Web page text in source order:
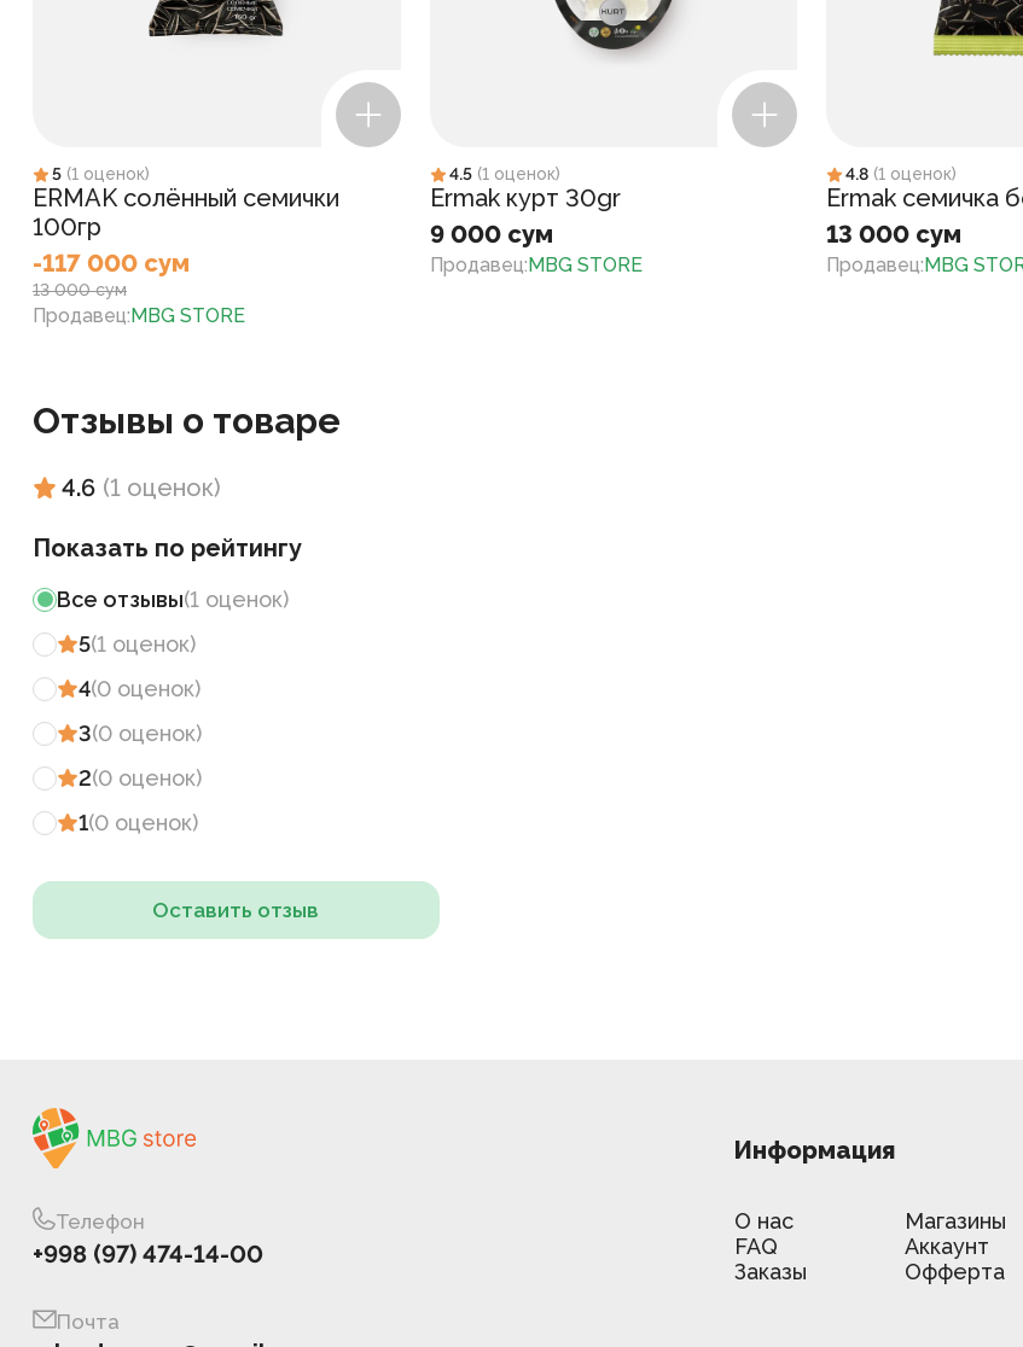
5 (1 оценок)
ERMAK солённый семички
100гр
-117 000 сум
13 000 сум
Продавец:MBG STORE
4.5 (1 оценок)
Ermak курт 30gr
9 000 сум
Продавец:MBG STORE
4.8 (1 оценок)
Ermak семичка
13 000 сум
Продавец:MBG
Отзывы о товаре
4.6 (1 оценок)
Показать по рейтингу
Все отзывы(1 оценок)
5(1 оценок)
4(0 оценок)
3(0 оценок)
2(0 оценок)
1(0 оценок)
Оставить отзыв
Телефон
+998 (97) 474-14-00
Почта
Информация
О нас
Магазины
FAQ
Аккаунт
Заказы
Офферта